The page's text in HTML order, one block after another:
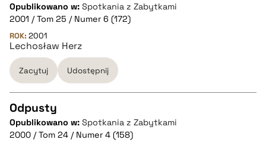
Opublikowano w: Spotkania z Zabytkami
2001 / Tom 25 / Numer 6 (172)
ROK: 2001
Lechosław Herz
Zacytuj Udostępnij
CZYSTY TEKST
Odpusty
Opublikowano w: Spotkania z Zabytkami
2000 / Tom 24 / Numer 4 (158)